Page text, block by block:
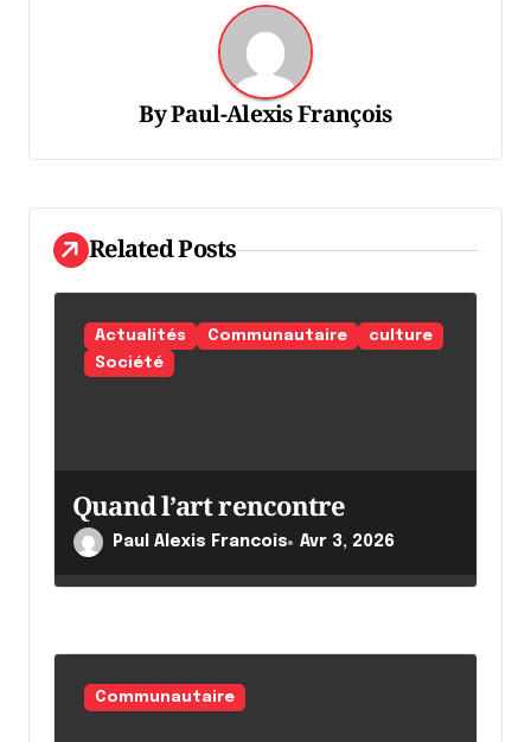
d
e
l
'
a
r
c
l
e
ByPaul-Alexis François
Related Posts
Actualités Communautaire
culture
Société
Quand l’art rencontre
Paul Alexis Francois Avr 3, 2026
Communautaire